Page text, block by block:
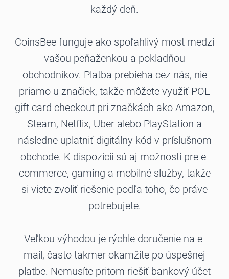
každý deň.
CoinsBee funguje ako spoľahlivý most medzi
vašou peňaženkou a pokladňou
obchodníkov. Platba prebieha cez nás, nie
priamo u značiek, takže môžete využiť POL
gift card checkout pri značkách ako Amazon,
Steam, Netflix, Uber alebo PlayStation a
následne uplatniť digitálny kód v príslušnom
obchode. K dispozícii sú aj možnosti pre e-
commerce, gaming a mobilné služby, takže
si viete zvoliť riešenie podľa toho, čo práve
potrebujete.
Veľkou výhodou je rýchle doručenie na e-
mail, často takmer okamžite po úspešnej
platbe. Nemusíte pritom riešiť bankový účet